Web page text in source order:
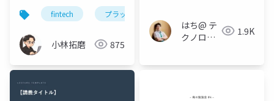
fintech プラットフォーム
小林拓磨 875
はち@ テ
クノロジ
1.9K